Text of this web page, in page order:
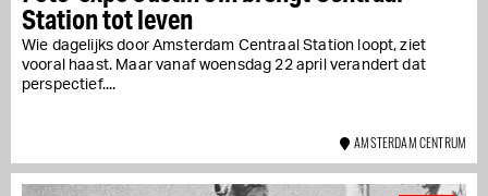
Station tot leven
Wie dagelijks door Amsterdam Centraal Station loopt, ziet
vooral haast. Maar vanaf woensdag 22 april verandert dat
perspectief....
AMSTERDAM CENTRUM